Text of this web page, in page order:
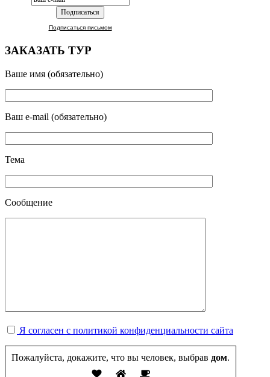
Подписаться письмом
ЗАКАЗАТЬ ТУР
Ваше имя (обязательно)
Ваш e-mail (обязательно)
Тема
Сообщение
Я согласен с политикой конфиденциальности сайта
Пожалуйста, докажите, что вы человек, выбрав дом.